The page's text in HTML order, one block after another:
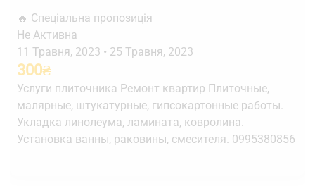
🔥 Спеціальна пропозиція
Не Активна
11 Травня, 2023 • 25 Травня, 2023
300₴
Услуги плиточника Ремонт квартир Плиточные,
малярные, штукатурные, гипсокартонные работы.
Укладка линолеума, ламината, ковролина.
Установка ванны, раковины, смесителя. 0995380856